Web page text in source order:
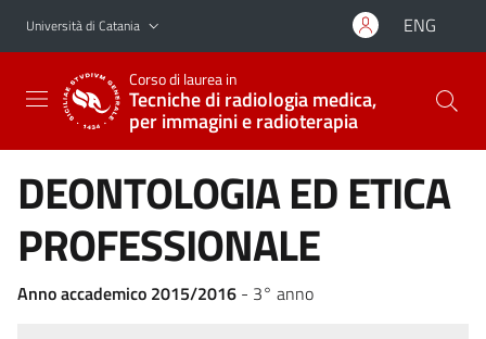
Vai al contenuto principale
Vai al menu di navigazione
Università di Catania ENG
Corso di laurea in
Tecniche di radiologia medica,
per immagini e radioterapia
DEONTOLOGIA ED ETICA
PROFESSIONALE
Anno accademico 2015/2016 - 3° anno